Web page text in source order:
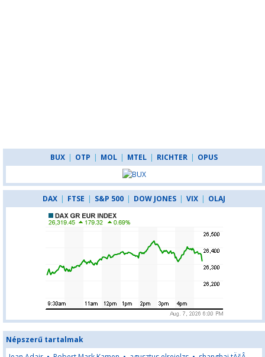
BUX | OTP | MOL | MTEL | RICHTER | OPUS
DAX | FTSE | S&P 500 | DOW JONES | VIX | OLAJ
Népszerű tartalmak